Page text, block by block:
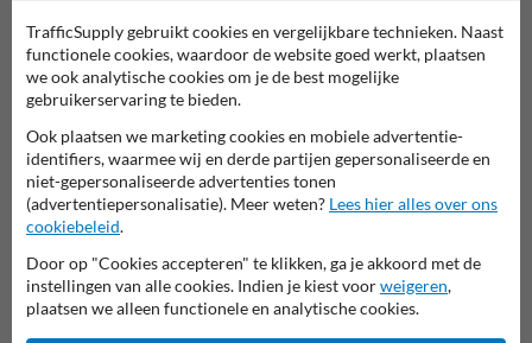
Brand borden
Veiligheidsborden voor
terrein
TrafficSupply gebruikt cookies en vergelijkbare technieken. Naast
functionele cookies, waardoor de website goed werkt, plaatsen
we ook analytische cookies om je de best mogelijke
gebruikerservaring te bieden.
Ook plaatsen we marketing cookies en mobiele advertentie-
identifiers, waarmee wij en derde partijen gepersonaliseerde en
niet-gepersonaliseerde advertenties tonen
(advertentiepersonalisatie). Meer weten? Lees hier alles over ons
cookiebeleid.
Door op "Cookies accepteren" te klikken, ga je akkoord met de
instellingen van alle cookies. Indien je kiest voorweigeren,
plaatsen we alleen functionele en analytische cookies.